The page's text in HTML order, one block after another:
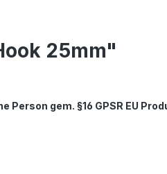
25mm"
gem. §16 GPSR EU